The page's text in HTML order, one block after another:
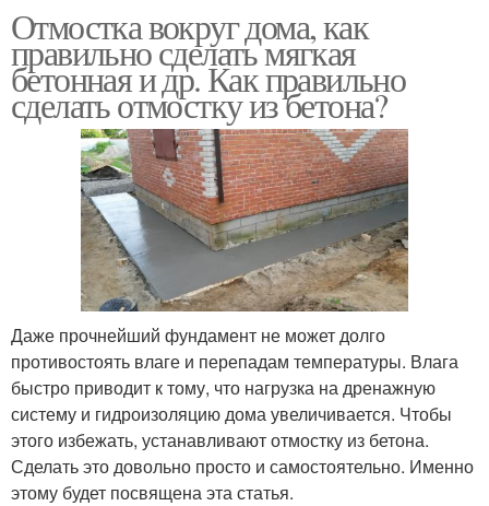
Отмостка вокруг дома, как
правильно сделать мягкая
бетонная и др. Как правильно
сделать отмостку из бетона?
Даже прочнейший фундамент не может долго
противостоять влаге и перепадам температуры. Влага
быстро приводит к тому, что нагрузка на дренажную
систему и гидроизоляцию дома увеличивается. Чтобы
этого избежать, устанавливают отмостку из бетона.
Сделать это довольно просто и самостоятельно. Именно
этому будет посвящена эта статья.